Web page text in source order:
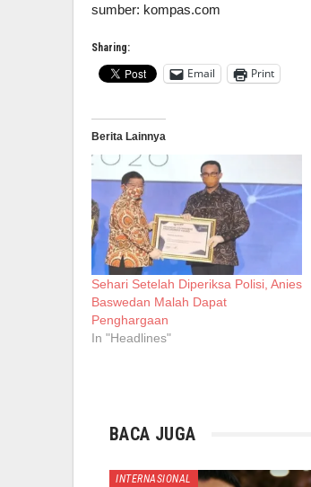
sumber: kompas.com
Sharing:
Email Print
Berita Lainnya
Sehari Setelah Diperiksa Polisi, Anies
Baswedan Malah Dapat
Penghargaan
In "Headlines"
BACA JUGA
INTERNASIONAL